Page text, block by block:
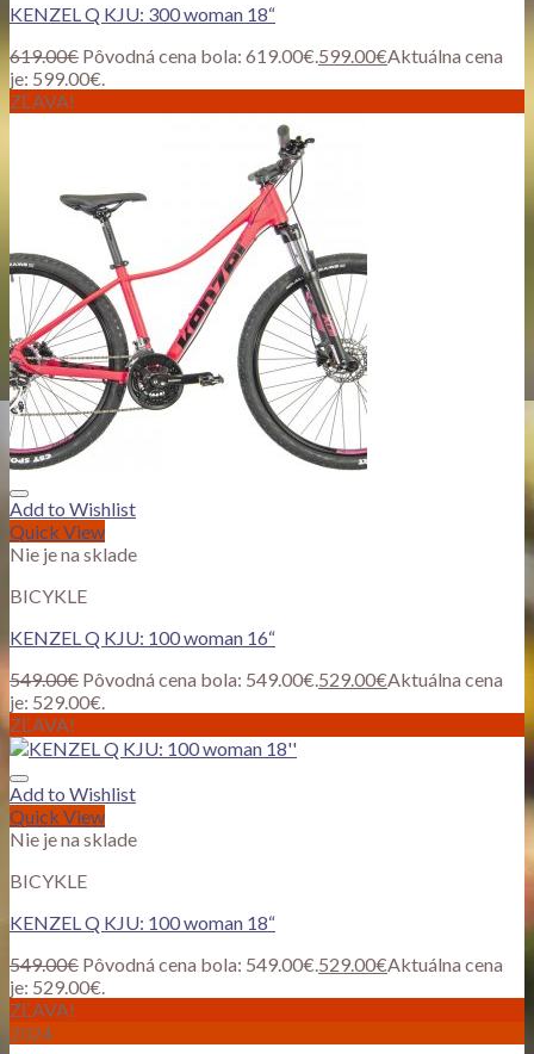
KENZEL Q KJU: 300 woman 18“
619.00€ Pôvodná cena bola: 619.00€. 599.00€Aktuálna cena
je: 599.00€.
ZĽAVA!
Add to Wishlist
Quick View
Nie je na sklade
BICYKLE
KENZEL Q KJU: 100 woman 16“
549.00€ Pôvodná cena bola: 549.00€. 529.00€Aktuálna cena
je: 529.00€.
ZĽAVA!
Add to Wishlist
Quick View
Nie je na sklade
BICYKLE
KENZEL Q KJU: 100 woman 18“
549.00€ Pôvodná cena bola: 549.00€. 529.00€Aktuálna cena
je: 529.00€.
ZĽAVA!
2024